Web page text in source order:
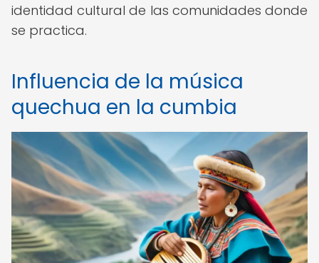
identidad cultural de las comunidades donde
se practica.
Influencia de la música
quechua en la cumbia